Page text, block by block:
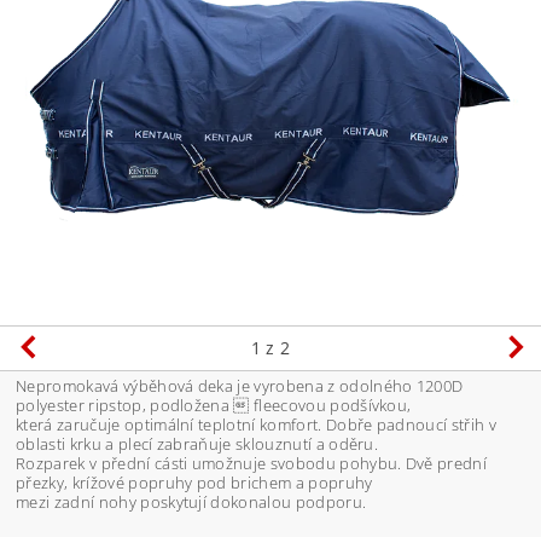
1 z 2
Nepromokavá výběhová deka je vyrobena z odolného 1200D
polyester ripstop, podložena  fleecovou podšívkou,
která zaručuje optimální teplotní komfort. Dobře padnoucí střih v
oblasti krku a plecí zabraňuje sklouznutí a oděru.
Rozparek v přední cásti umožnuje svobodu pohybu. Dvě prední
přezky, krížové popruhy pod brichem a popruhy
mezi zadní nohy poskytují dokonalou podporu.